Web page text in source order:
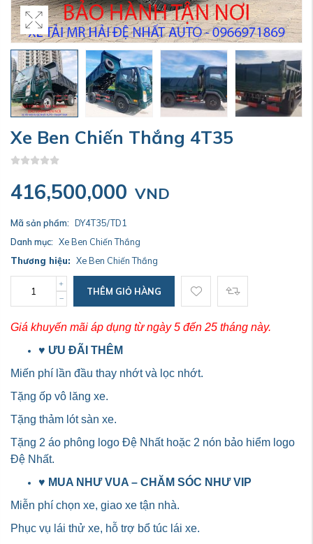
Xe Ben Chiến Thắng 4T35
416,500,000 VND
Mã sản phẩm: DY4T35/TD1
Danh mục: Xe Ben Chiến Thắng
Thương hiệu: Xe Ben Chiến Thắng
THÊM GIỎ HÀNG
Giá khuyến mãi áp dụng từ ngày 5 đến 25 tháng này.
♥ ƯU ĐÃI THÊM
Miến phí lần đầu thay nhớt và lọc nhớt.
Tặng ốp vô lăng xe.
Tặng thảm lót sàn xe.
Tặng 2 áo phông logo Đệ Nhất hoặc 2 nón bảo hiểm logo
Đệ Nhất.
♥ MUA NHƯ VUA – CHĂM SÓC NHƯ VIP
Miễn phí chọn xe, giao xe tận nhà.
Phục vụ lái thử xe, hỗ trợ bổ túc lái xe.